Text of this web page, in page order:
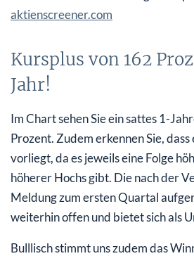
aktienscreener.com
Kursplus von 162
Jahr!
Im Chart sehen Sie ein sattes 1-
Prozent. Zudem erkennen Sie,
vorliegt, da es jeweils eine Folge
höherer Hochs gibt. Die nach der
Meldung zum ersten Quartal
weiterhin offen und bietet sich als
Bulllisch stimmt uns zudem das